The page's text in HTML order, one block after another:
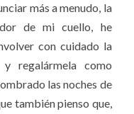
más a menudo, la
de mi cuello, he
con cuidado la
regalármela como
las noches de
también pienso que,